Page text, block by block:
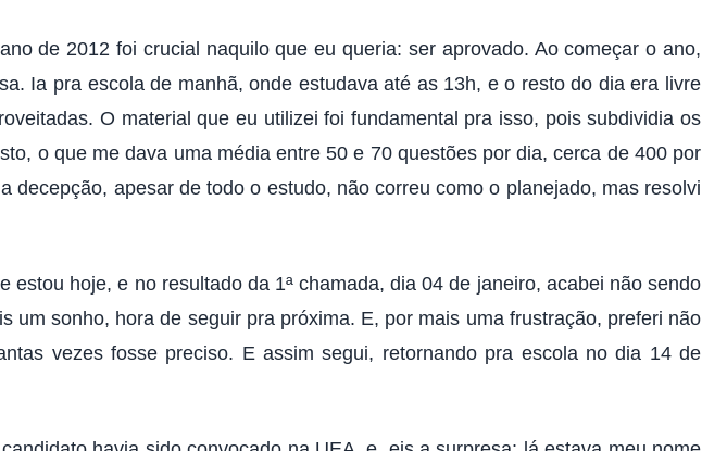
de 2012 foi crucial naquilo que eu queria: ser aprovado. Ao começar o ano,
Ia pra escola de manhã, onde estudava até as 13h, e o resto do dia era livre
O material que eu utilizei foi fundamental pra isso, pois subdividia os
o que me dava uma média entre 50 e 70 questões por dia, cerca de 400 por
apesar de todo o estudo, não correu como o planejado, mas resolvi
hoje, e no resultado da 1ª chamada, dia 04 de janeiro, acabei não sendo
sonho, hora de seguir pra próxima. E, por mais uma frustração, preferi não
vezes fosse preciso. E assim segui, retornando pra escola no dia 14 de